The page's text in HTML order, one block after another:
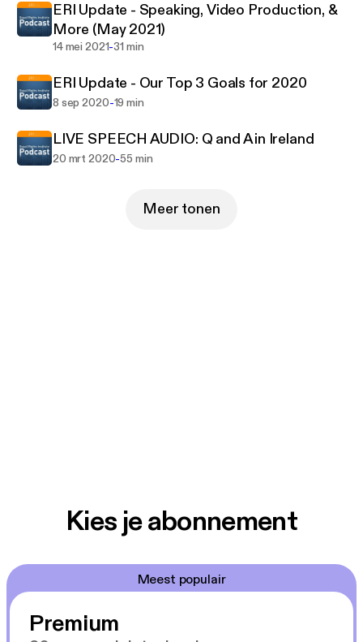
ERI Update - Speaking, Video Production, &
More (May 2021)
14 mei 2021-31 min
ERI Update - Our Top 3 Goals for 2020
8 sep 2020-19 min
LIVE SPEECH AUDIO: Q and A in Ireland
20 mrt 2020-55 min
Meer tonen
Kies je abonnement
Meest populair
Premium